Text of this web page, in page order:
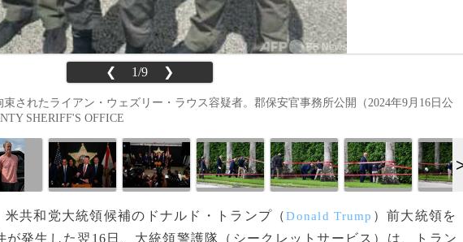
❮ 1/9 ❯
されたライアン・ウェズリー・ラウス容疑者。郡保安官事務所公開（2024年9月16日公
SHERIFF'S OFFICE
米共和党大統領候補のドナルド・トランプ（Donald Trump ）前大統領を
発生した翌16日、大統領警護隊（シークレットサービス）は、トラン